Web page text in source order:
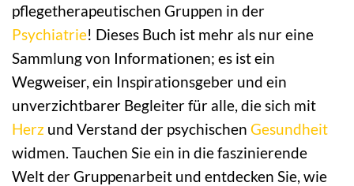
pflegetherapeutischen Gruppen in der
Psychiatrie! Dieses Buch ist mehr als nur eine
Sammlung von Informationen; es ist ein
Wegweiser, ein Inspirationsgeber und ein
unverzichtbarer Begleiter für alle, die sich mit
Herz und Verstand der psychischen Gesundheit
widmen. Tauchen Sie ein in die faszinierende
Welt der Gruppenarbeit und entdecken Sie, wie